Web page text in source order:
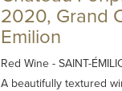
2020, Grand
Emilion
Red Wine- SAINT-
A beautifully textured